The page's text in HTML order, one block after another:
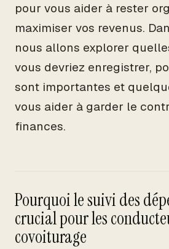
pour vous aider à rester
maximiser vos revenus.
nous allons explorer
vous devriez enregistrer,
sont importantes et
vous aider à garder le
finances.
Pourquoi le suivi des
crucial pour les
covoiturage